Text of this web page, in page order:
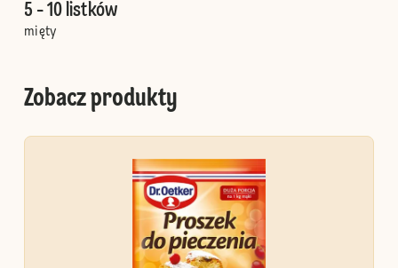
5 - 10 listków
mięty
Zobacz produkty